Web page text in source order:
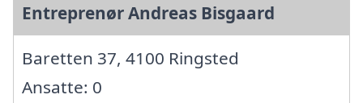
Entreprenør Andreas Bisgaard
Baretten 37, 4100 Ringsted
Ansatte: 0